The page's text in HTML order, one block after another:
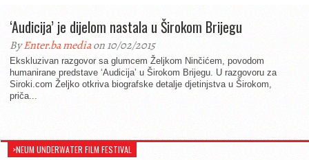
‘Audicija’ je dijelom nastala u Širokom Brijegu
ByEnter.ba mediaon 10/02/2015
Ekskluzivan razgovor sa glumcem Željkom Ninčićem, povodom
humanirane predstave ‘Audicija’ u Širokom Brijegu. U razgovoru za
Siroki.com Željko otkriva biografske detalje djetinjstva u Širokom,
priča...
>NEUM UNDERWATER FILM FESTIVAL